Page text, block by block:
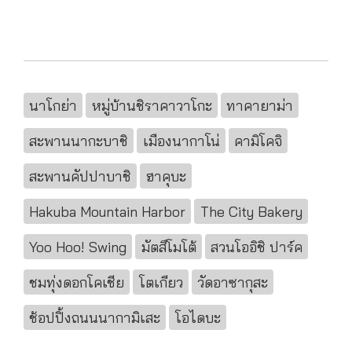
นาโกย่า หมู่บ้านชิราคาวาโกะ
ทาคายาม่า
สะพานนากะบาชิ
เมืองนากาโน่
คามิโคจิ
สะพานคัปปาบาชิ
ฮาคุบะ
Hakuba Mountain Harbor
The City Bakery
Yoo Hoo! Swing
มัตสึโมโต้
สวนโออิชิ ปาร์ค
ชมทุ่งดอกโคเชีย
โตเกียว
วัดอาซากุสะ
ช้อปปิ้งถนนนากามิเสะ
โอไดบะ